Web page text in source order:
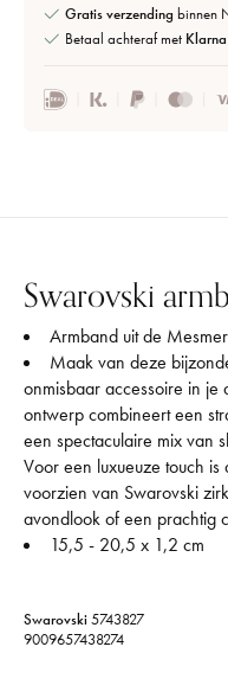
Gratis verzending binnen
Betaal achteraf met Klarna
Swarovski
Armband uit de
Maak van deze
onmisbaar accessoire in je
ontwerp combineert een
een spectaculaire mix van
Voor een luxueuze touch
voorzien van Swarovski
avondlook of een prachtig
15,5 - 20,5 x 1,2 cm
Swarovski5743827
9009657438274